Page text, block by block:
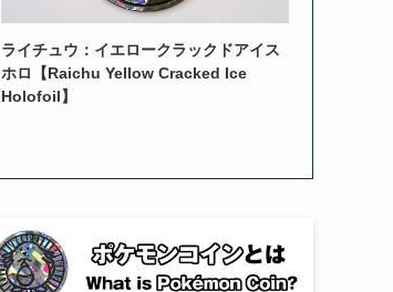
ライチュウ：イエロークラックドアイス
ホロ【Raichu Yellow Cracked Ice
Holofoil】